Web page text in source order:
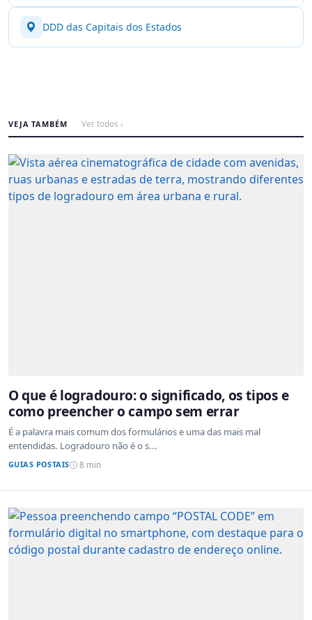
DDD das Capitais dos Estados
VEJA TAMBÉM Ver todos ›
O que é logradouro: o significado, os tipos e
como preencher o campo sem errar
É a palavra mais comum dos formulários e uma das mais mal
entendidas. Logradouro não é o s...
GUIAS POSTAIS 8 min